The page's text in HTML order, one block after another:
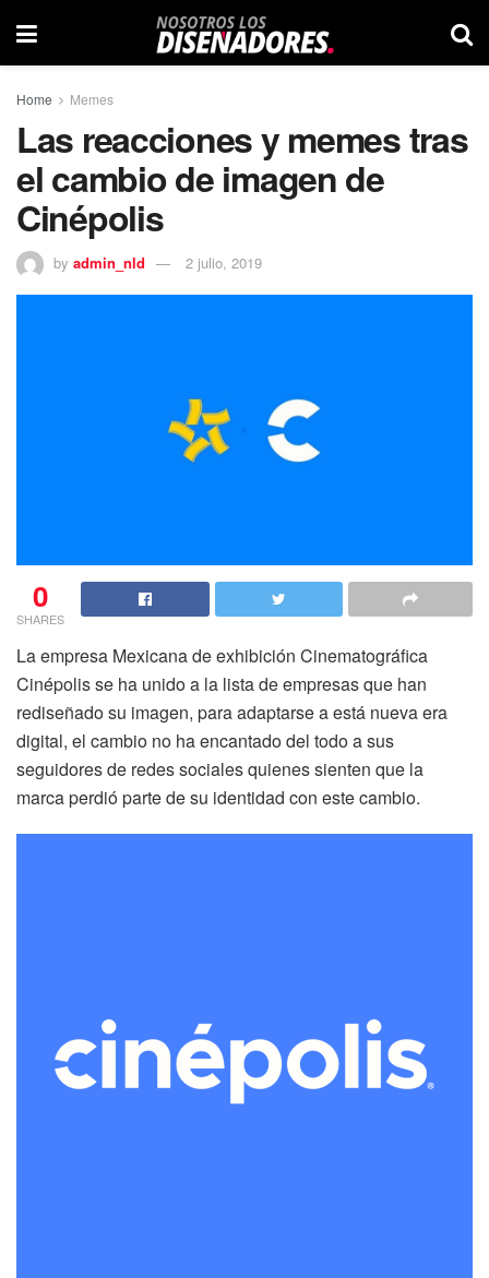
Home Memes
Las reacciones y memes tras
el cambio de imagen de
Cinépolis
by admin_nld 2 julio, 2019
0
SHARES
La empresa Mexicana de exhibición Cinematográfica
Cinépolis se ha unido a la lista de empresas que han
rediseñado su imagen, para adaptarse a está nueva era
digital, el cambio no ha encantado del todo a sus
seguidores de redes sociales quienes sienten que la
marca perdió parte de su identidad con este cambio.